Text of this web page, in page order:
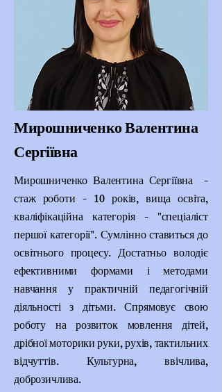
Мирошниченко Валентина
Сергіївна
Мирошниченко Валентина Сергіївна -
стаж роботи - 10 років, вища освіта,
кваліфікаційна категорія - "спеціаліст
першої категорії". Сумлінно ставиться до
освітнього процесу. Достатньо володіє
ефективними формами і методами
навчання у практичній педагогічній
діяльності з дітьми. Спрямовує свою
роботу на розвиток мовлення дітей,
дрібної моторики руки, рухів, тактильних
відчуттів. Культурна, ввічлива,
доброзичлива.